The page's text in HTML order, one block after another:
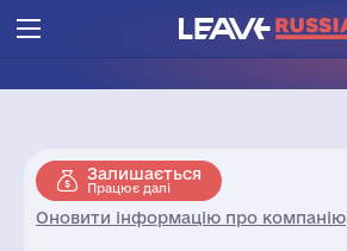
Залишається
Працює далі
Оновити інформацію про компанію